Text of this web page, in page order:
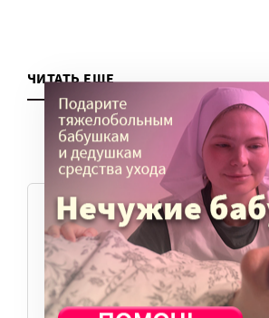
ЧИТАТЬ ЕЩЕ
ТЕМЫ
Вера
Законы